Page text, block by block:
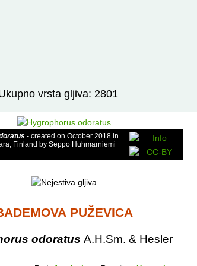
vrsta gljiva: 2801
- created on October 2018 in
Finland by Seppo Huhmarniemi
PUŽEVICA
odoratus A.H.Sm. & Hesler